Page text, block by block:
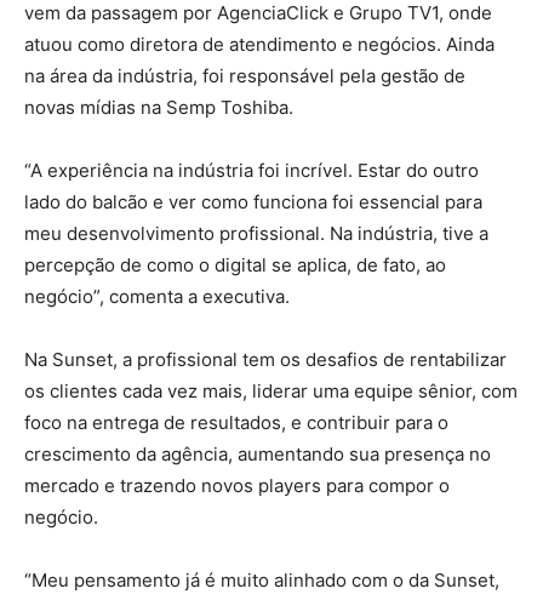
vem da passagem por AgenciaClick e Grupo TV1, onde
atuou como diretora de atendimento e negócios. Ainda
na área da indústria, foi responsável pela gestão de
novas mídias na Semp Toshiba.
“A experiência na indústria foi incrível. Estar do outro
lado do balcão e ver como funciona foi essencial para
meu desenvolvimento profissional. Na indústria, tive a
percepção de como o digital se aplica, de fato, ao
negócio”, comenta a executiva.
Na Sunset, a profissional tem os desafios de rentabilizar
os clientes cada vez mais, liderar uma equipe sênior, com
foco na entrega de resultados, e contribuir para o
crescimento da agência, aumentando sua presença no
mercado e trazendo novos players para compor o
negócio.
“Meu pensamento já é muito alinhado com o da Sunset,